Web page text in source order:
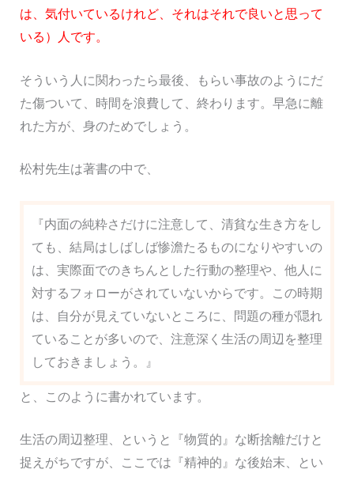
は、気付いているけれど、それはそれで良いと思って
いる）人です。
そういう人に関わったら最後、もらい事故のようにだ
た傷ついて、時間を浪費して、終わります。早急に離
れた方が、身のためでしょう。
松村先生は著書の中で、
『内面の純粋さだけに注意して、清貧な生き方をし
ても、結局はしばしば惨澹たるものになりやすいの
は、実際面でのきちんとした行動の整理や、他人に
対するフォローがされていないからです。この時期
は、自分が見えていないところに、問題の種が隠れ
ていることが多いので、注意深く生活の周辺を整理
しておきましょう。』
と、このように書かれています。
生活の周辺整理、というと『物質的』な断捨離だけと
捉えがちですが、ここでは『精神的』な後始末、とい